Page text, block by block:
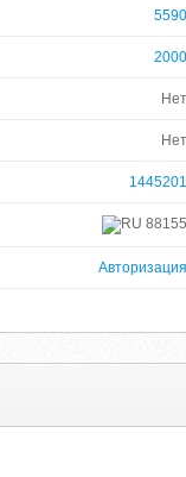
5590
2000
Нет
Нет
1445201
88155
Авторизация